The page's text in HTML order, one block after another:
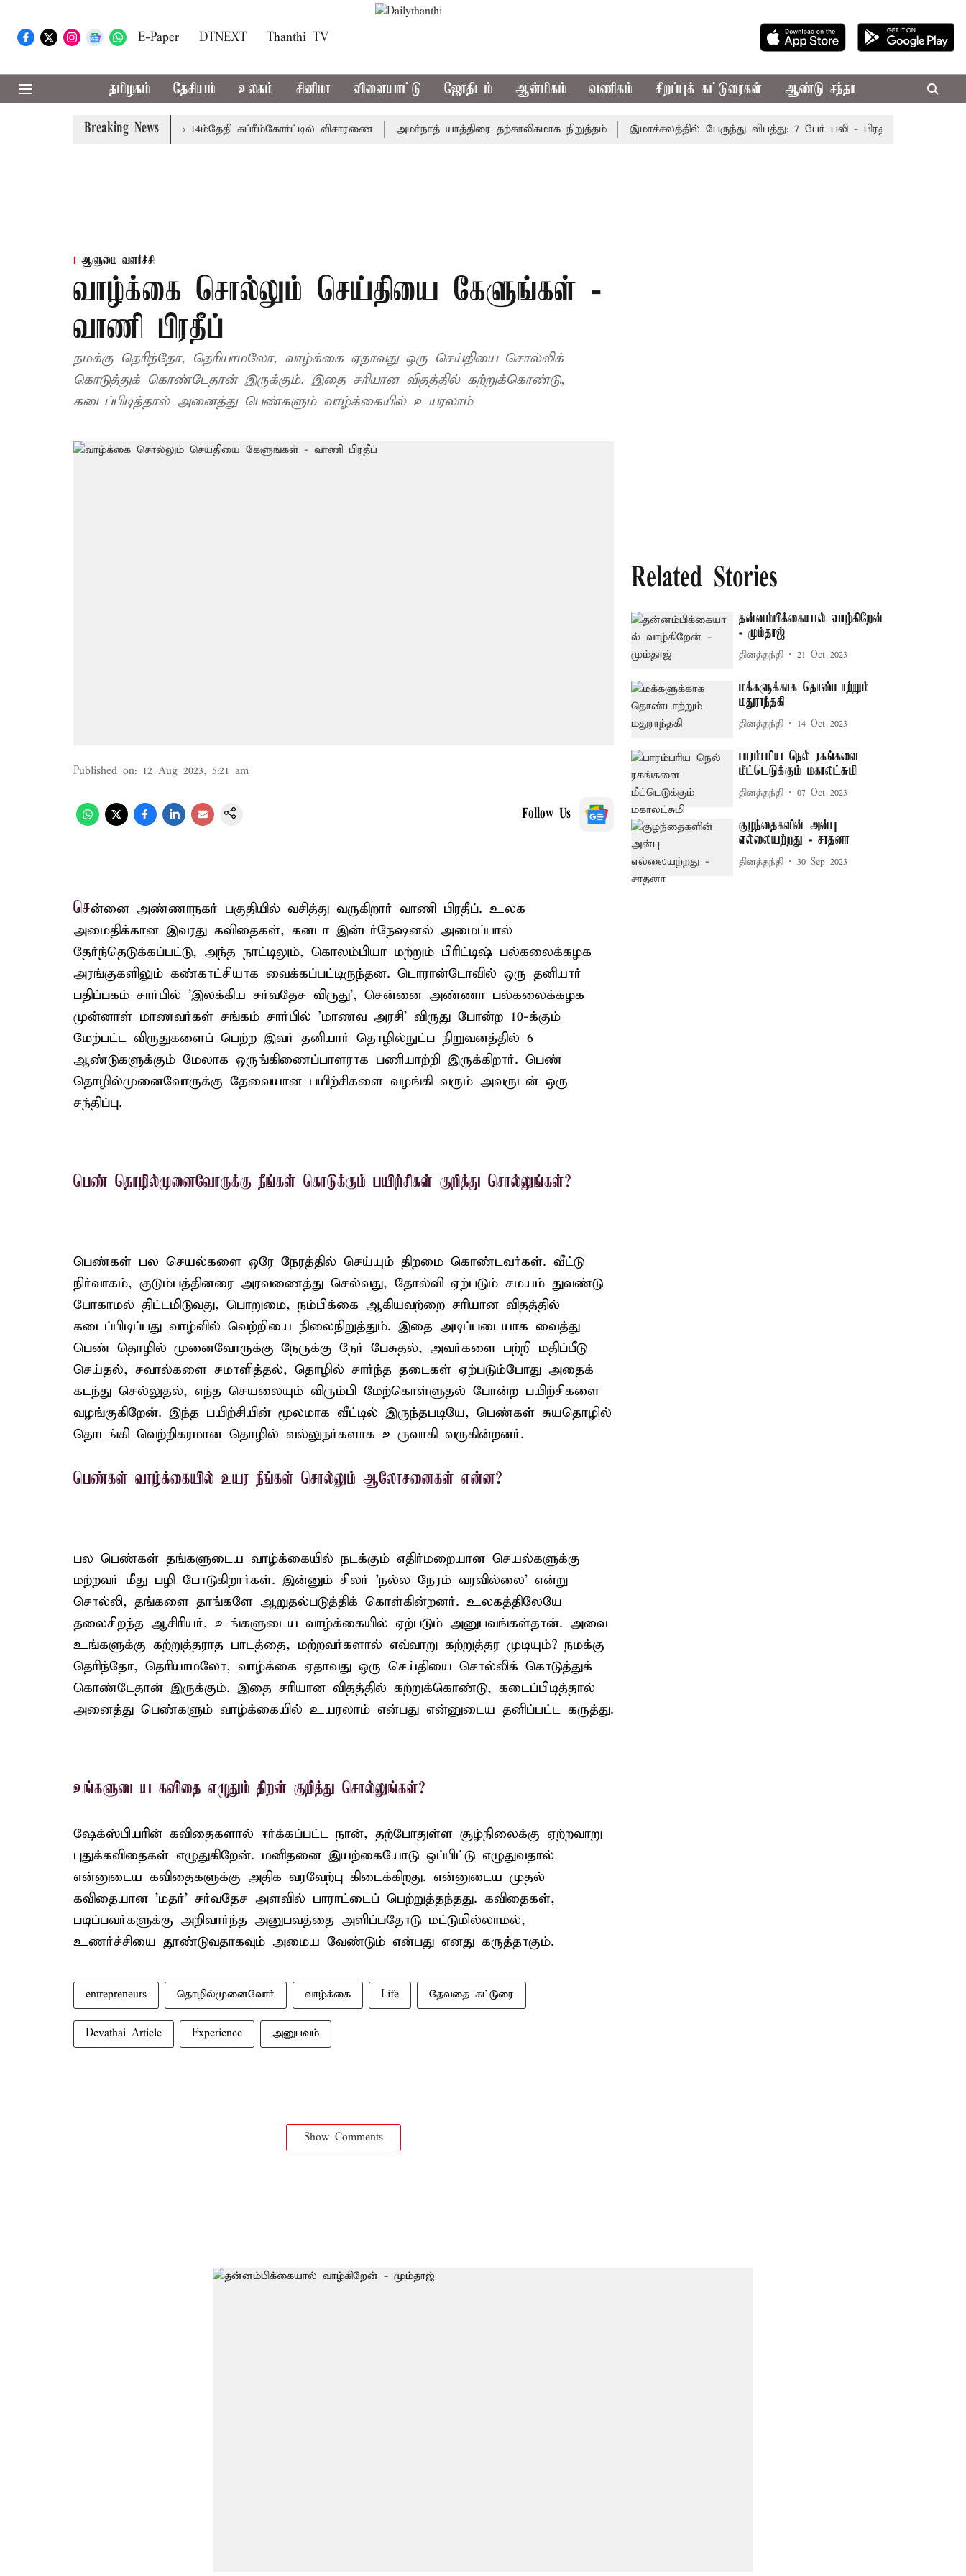
E-Paper DTNEXT Thanthi TV
தமிழகம் தேசியம் உலகம் சினிமா விளையாட்டு ஜோதிடம் ஆன்மிகம் வணிகம் சிறப்புக் கட்டுரைகள் ஆண்டு சந்தா
Breaking News
அரசுப்பணி வழக்கு; வரும் 14ம்தேதி சுப்ரீம்கோர்ட்டில் விசாரணை அமர்நாத் யாத்திரை தற்காலிகமாக நிறுத்தம் இமாச்சலத்தில் பேருந்து விபத்து; 7 பேர் பலி - பிரதமர் மோடி இரங்கல்
ஆளுமை வளர்ச்சி
வாழ்க்கை சொல்லும் செய்தியை கேளுங்கள் -
வாணி பிரதீப்
நமக்கு தெரிந்தோ, தெரியாமலோ, வாழ்க்கை ஏதாவது ஒரு செய்தியை சொல்லிக்
கொடுத்துக் கொண்டேதான் இருக்கும். இதை சரியான விதத்தில் கற்றுக்கொண்டு,
கடைப்பிடித்தால் அனைத்து பெண்களும் வாழ்க்கையில் உயரலாம்
Published on: 12 Aug 2023, 5:21 am
Follow Us
சென்னை அண்ணாநகர் பகுதியில் வசித்து வருகிறார் வாணி பிரதீப். உலக
அமைதிக்கான இவரது கவிதைகள், கனடா இன்டர்நேஷனல் அமைப்பால்
தேர்ந்தெடுக்கப்பட்டு, அந்த நாட்டிலும், கொலம்பியா மற்றும் பிரிட்டிஷ் பல்கலைக்கழக
அரங்குகளிலும் கண்காட்சியாக வைக்கப்பட்டிருந்தன. டொரான்டோவில் ஒரு தனியார்
பதிப்பகம் சார்பில் 'இலக்கிய சர்வதேச விருது', சென்னை அண்ணா பல்கலைக்கழக
முன்னாள் மாணவர்கள் சங்கம் சார்பில் 'மாணவ அரசி' விருது போன்ற 10-க்கும்
மேற்பட்ட விருதுகளைப் பெற்ற இவர் தனியார் தொழில்நுட்ப நிறுவனத்தில் 6
ஆண்டுகளுக்கும் மேலாக ஒருங்கிணைப்பாளராக பணியாற்றி இருக்கிறார். பெண்
தொழில்முனைவோருக்கு தேவையான பயிற்சிகளை வழங்கி வரும் அவருடன் ஒரு
சந்திப்பு.
பெண் தொழில்முனைவோருக்கு நீங்கள் கொடுக்கும் பயிற்சிகள் குறித்து சொல்லுங்கள்?
பெண்கள் பல செயல்களை ஒரே நேரத்தில் செய்யும் திறமை கொண்டவர்கள். வீட்டு
நிர்வாகம், குடும்பத்தினரை அரவணைத்து செல்வது, தோல்வி ஏற்படும் சமயம் துவண்டு
போகாமல் திட்டமிடுவது, பொறுமை, நம்பிக்கை ஆகியவற்றை சரியான விதத்தில்
கடைப்பிடிப்பது வாழ்வில் வெற்றியை நிலைநிறுத்தும். இதை அடிப்படையாக வைத்து
பெண் தொழில் முனைவோருக்கு நேருக்கு நேர் பேசுதல், அவர்களை பற்றி மதிப்பீடு
செய்தல், சவால்களை சமாளித்தல், தொழில் சார்ந்த தடைகள் ஏற்படும்போது அதைக்
கடந்து செல்லுதல், எந்த செயலையும் விரும்பி மேற்கொள்ளுதல் போன்ற பயிற்சிகளை
வழங்குகிறேன். இந்த பயிற்சியின் மூலமாக வீட்டில் இருந்தபடியே, பெண்கள் சுயதொழில்
தொடங்கி வெற்றிகரமான தொழில் வல்லுநர்களாக உருவாகி வருகின்றனர்.
பெண்கள் வாழ்க்கையில் உயர நீங்கள் சொல்லும் ஆலோசனைகள் என்ன?
பல பெண்கள் தங்களுடைய வாழ்க்கையில் நடக்கும் எதிர்மறையான செயல்களுக்கு
மற்றவர் மீது பழி போடுகிறார்கள். இன்னும் சிலர் 'நல்ல நேரம் வரவில்லை' என்று
சொல்லி, தங்களை தாங்களே ஆறுதல்படுத்திக் கொள்கின்றனர். உலகத்திலேயே
தலைசிறந்த ஆசிரியர், உங்களுடைய வாழ்க்கையில் ஏற்படும் அனுபவங்கள்தான். அவை
உங்களுக்கு கற்றுத்தராத பாடத்தை, மற்றவர்களால் எவ்வாறு கற்றுத்தர முடியும்? நமக்கு
தெரிந்தோ, தெரியாமலோ, வாழ்க்கை ஏதாவது ஒரு செய்தியை சொல்லிக் கொடுத்துக்
கொண்டேதான் இருக்கும். இதை சரியான விதத்தில் கற்றுக்கொண்டு, கடைப்பிடித்தால்
அனைத்து பெண்களும் வாழ்க்கையில் உயரலாம் என்பது என்னுடைய தனிப்பட்ட கருத்து.
உங்களுடைய கவிதை எழுதும் திறன் குறித்து சொல்லுங்கள்?
ஷேக்ஸ்பியரின் கவிதைகளால் ஈர்க்கப்பட்ட நான், தற்போதுள்ள சூழ்நிலைக்கு ஏற்றவாறு
புதுக்கவிதைகள் எழுதுகிறேன். மனிதனை இயற்கையோடு ஒப்பிட்டு எழுதுவதால்
என்னுடைய கவிதைகளுக்கு அதிக வரவேற்பு கிடைக்கிறது. என்னுடைய முதல்
கவிதையான 'மதர்' சர்வதேச அளவில் பாராட்டைப் பெற்றுத்தந்தது. கவிதைகள்,
படிப்பவர்களுக்கு அறிவார்ந்த அனுபவத்தை அளிப்பதோடு மட்டுமில்லாமல்,
உணர்ச்சியை தூண்டுவதாகவும் அமைய வேண்டும் என்பது எனது கருத்தாகும்.
entrepreneurs தொழில்முனைவோர் வாழ்க்கை Life தேவதை கட்டுரை
Devathai Article Experience அனுபவம்
Show Comments
Related Stories
தன்னம்பிக்கையால் வாழ்கிறேன்
- மும்தாஜ்
தினத்தந்தி 21 Oct 2023
மக்களுக்காக தொண்டாற்றும்
மதுராந்தகி
தினத்தந்தி 14 Oct 2023
பாரம்பரிய நெல் ரகங்களை
மீட்டெடுக்கும் மகாலட்சுமி
தினத்தந்தி 07 Oct 2023
குழந்தைகளின் அன்பு
எல்லையற்றது - சாதனா
தினத்தந்தி 30 Sep 2023